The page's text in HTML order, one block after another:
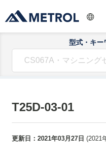
型式・キー
T25D-03-01
更新日： 2021年03月27日 (2021